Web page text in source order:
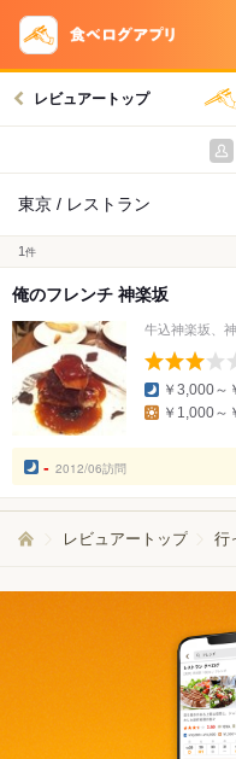
レビュアートップ
東京 / レストラン
1 件
俺のフレンチ 神楽坂
￥3,000～
￥1,000～
- 2012/06訪問
レビュアートップ 行